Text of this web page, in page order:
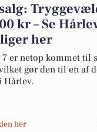
kr – Se
her
er netop kommet til
gør den til en af
Hårlev.
her